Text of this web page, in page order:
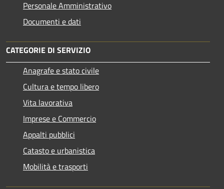
Personale Amministrativo
Documenti e dati
CATEGORIE DI SERVIZIO
Anagrafe e stato civile
Cultura e tempo libero
Vita lavorativa
Imprese e Commercio
Appalti pubblici
Catasto e urbanistica
Mobilità e trasporti